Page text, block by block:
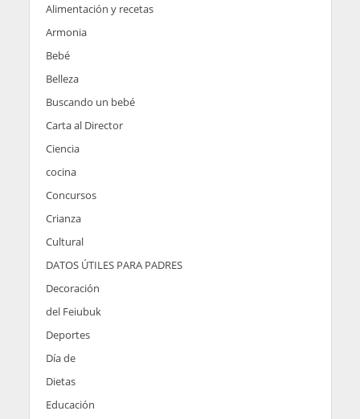
Alimentación y recetas
Armonia
Bebé
Belleza
Buscando un bebé
Carta al Director
Ciencia
cocina
Concursos
Crianza
Cultural
DATOS ÚTILES PARA PADRES
Decoración
del Feiubuk
Deportes
Día de
Dietas
Educación